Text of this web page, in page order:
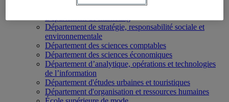
Département de management
Département de stratégie, responsabilité sociale et
environnementale
Département des sciences comptables
Département des sciences économiques
Département d’analytique, opérations et technologies
de l’information
Département d'études urbaines et touristiques
Département d'organisation et ressources humaines